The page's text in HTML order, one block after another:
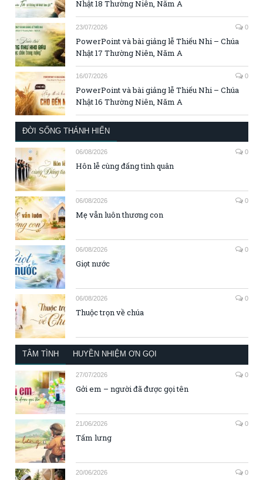
Nhật 18 Thường Niên, Năm A
23/07/2026 0
PowerPoint và bài giảng lễ Thiếu Nhi – Chúa
Nhật 17 Thường Niên, Năm A
16/07/2026 0
PowerPoint và bài giảng lễ Thiếu Nhi – Chúa
Nhật 16 Thường Niên, Năm A
ĐỜI SỐNG THÁNH HIẾN
06/08/2026 0
Hôn lễ cùng đấng tình quân
06/08/2026 0
Mẹ vẫn luôn thương con
06/08/2026 0
Giọt nước
06/08/2026 0
Thuộc trọn về chúa
TÂM TÌNH HUYỀN NHIỆM ƠN GỌI
27/07/2026 0
Gởi em – người đã được gọi tên
21/06/2026 0
Tấm lưng
20/06/2026 0